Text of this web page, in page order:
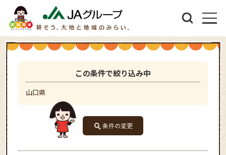
この条件で絞り込み中
山口県
条件の変更